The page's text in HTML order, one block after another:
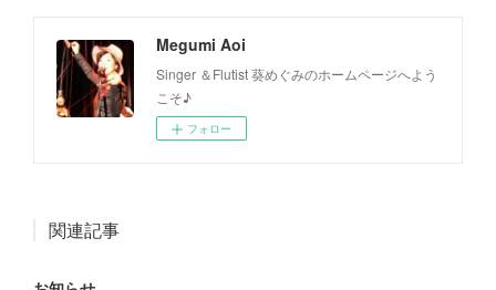
Megumi Aoi
Singer ＆Flutist 葵めぐみのホームページへよう
こそ♪
フォロー
関連記事